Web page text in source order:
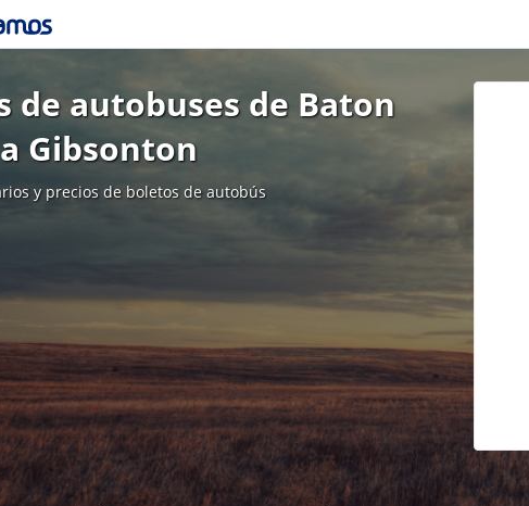
de autobuses de Baton
Gibsonton
y precios de boletos de autobús